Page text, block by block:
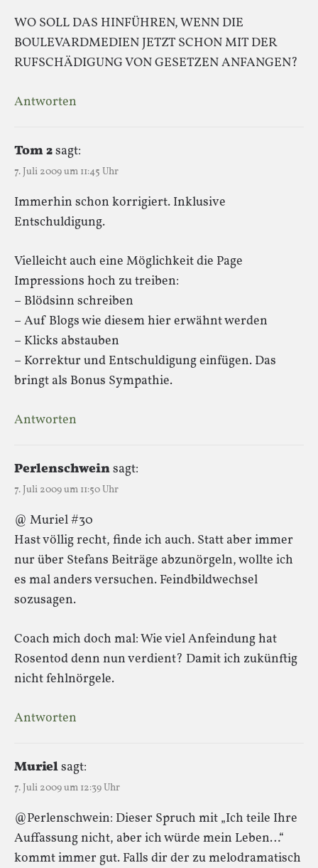
WO SOLL DAS HINFÜHREN, WENN DIE
BOULEVARDMEDIEN JETZT SCHON MIT DER
RUFSCHÄDIGUNG VON GESETZEN ANFANGEN?
Antworten
Tom 2sagt:
7. Juli 2009 um 11:45 Uhr
Immerhin schon korrigiert. Inklusive
Entschuldigung.
Vielleicht auch eine Möglichkeit die Page
Impressions hoch zu treiben:
– Blödsinn schreiben
– Auf Blogs wie diesem hier erwähnt werden
– Klicks abstauben
– Korrektur und Entschuldigung einfügen. Das
bringt als Bonus Sympathie.
Antworten
Perlenschweinsagt:
7. Juli 2009 um 11:50 Uhr
@ Muriel #30
Hast völlig recht, finde ich auch. Statt aber immer
nur über Stefans Beiträge abzunörgeln, wollte ich
es mal anders versuchen. Feindbildwechsel
sozusagen.
Coach mich doch mal: Wie viel Anfeindung hat
Rosentod denn nun verdient? Damit ich zukünftig
nicht fehlnörgele.
Antworten
Murielsagt:
7. Juli 2009 um 12:39 Uhr
@Perlenschwein: Dieser Spruch mit „Ich teile Ihre
Auffassung nicht, aber ich würde mein Leben…“
kommt immer gut. Falls dir der zu melodramatisch